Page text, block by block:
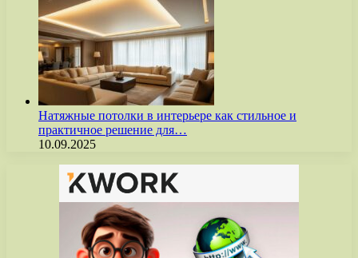
Натяжные потолки в интерьере как стильное и
практичное решение для…
10.09.2025